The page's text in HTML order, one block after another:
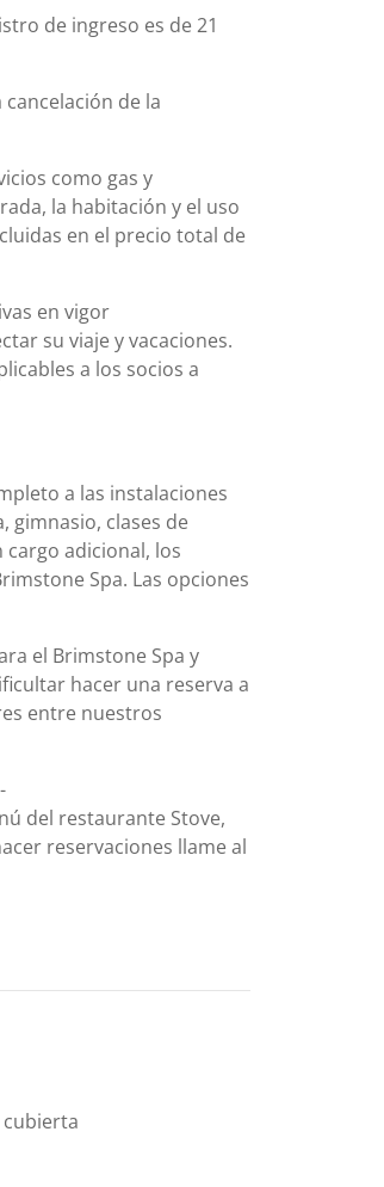
de ingreso es de 21
de la
como gas y
la habitación y el uso
en el precio total de
en vigor
su viaje y vacaciones.
a los socios a
a las instalaciones
gimnasio, clases de
cargo adicional, los
Spa. Las opciones
el Brimstone Spa y
hacer una reserva a
entre nuestros
del restaurante Stove,
reservaciones llame al
cubierta